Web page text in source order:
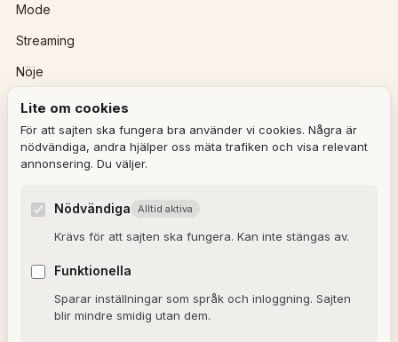
Mode
Streaming
Nöje
Ulla Granqvist
Lite om cookies
För att sajten ska fungera bra använder vi cookies. Några är
nödvändiga, andra hjälper oss mäta trafiken och visa relevant
annonsering. Du väljer.
Nödvändiga Alltid aktiva
Krävs för att sajten ska fungera. Kan inte stängas av.
Funktionella
Sparar inställningar som språk och inloggning. Sajten
blir mindre smidig utan dem.